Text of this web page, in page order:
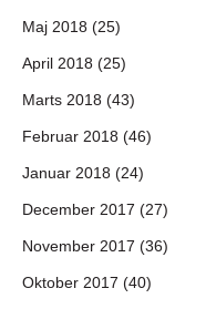
Maj 2018 (25)
April 2018 (25)
Marts 2018 (43)
Februar 2018 (46)
Januar 2018 (24)
December 2017 (27)
November 2017 (36)
Oktober 2017 (40)